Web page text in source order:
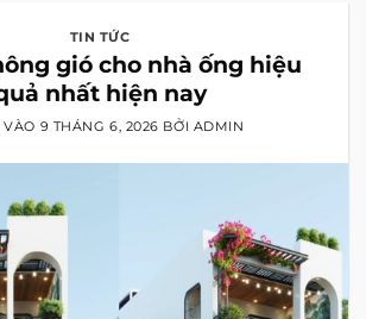
TIN TỨC
gió cho nhà ống hiệu
nhất hiện nay
9 THÁNG 6, 2026 BỞI ADMIN